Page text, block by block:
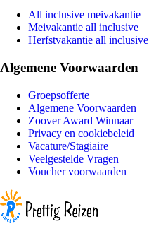
All inclusive meivakantie
Meivakantie all inclusive
Herfstvakantie all inclusive
Algemene Voorwaarden
Groepsofferte
Algemene Voorwaarden
Zoover Award Winnaar
Privacy en cookiebeleid
Vacature/Stagiaire
Veelgestelde Vragen
Voucher voorwaarden